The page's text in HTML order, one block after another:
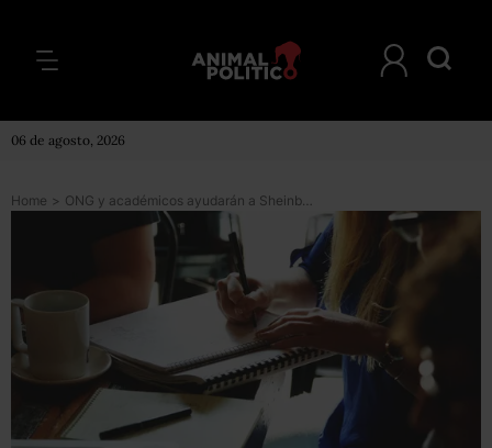
06 de agosto, 2026
Home > ONG y académicos ayudarán a Sheinbaum a detectar casos de corrupción en su gobierno